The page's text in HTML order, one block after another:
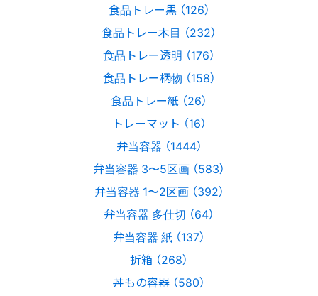
食品トレー黒 （126）
食品トレー木目 （232）
食品トレー透明 （176）
食品トレー柄物 （158）
食品トレー紙 （26）
トレーマット （16）
弁当容器 （1444）
弁当容器 3〜5区画 （583）
弁当容器 1〜2区画 （392）
弁当容器 多仕切 （64）
弁当容器 紙 （137）
折箱 （268）
丼もの容器 （580）